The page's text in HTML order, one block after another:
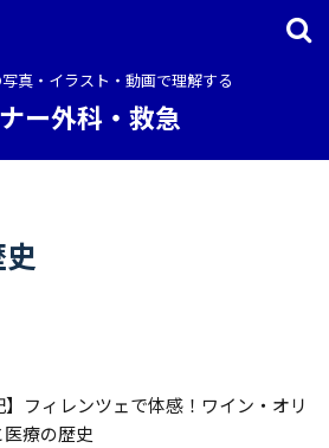
真・イラスト・動画で理解する
ー外科・救急
】フィレンツェで体感！ワイン・オリ
医療の歴史